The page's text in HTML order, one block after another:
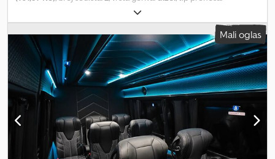
, prva registracija:
euro2, broj prethodnih vlasnika:1, Godina proizvodnje:1999,
Oprema:centralno zaključavanje, kompletna servisna istorija,
maglenke, servo upravljač, tempomat, vučna spojnica prikolice,
= Dodatne opcije i pribor = - Utikač od 12 volti - Električni podizači
prozora - Daljinsko zaključavanje - Maglenke - Radio - Radio sa
podrškom za MP3 = Dodatne informacije = Opšte informacije Broj
vrata: 4 Godina modela: 2026 Tehničke informacije Broj cilindara: 5
Zapremina motora: 2.461 cm³ Menjač: 5 brzina, ručni menjač
Težine Sopstvena težina: 1.671 kg Nosivost: 1.009 kg Maksimalna
dozvoljena masa: 2.680 kg Maksimalna dopuštena masa prikolice:
1.820 kg (nekočena 700 kg) Unutrašnjost Boja unutrašnjosti: crna
Mali oglas